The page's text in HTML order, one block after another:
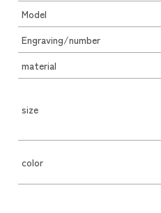
Model
Engraving/number
material
size
color